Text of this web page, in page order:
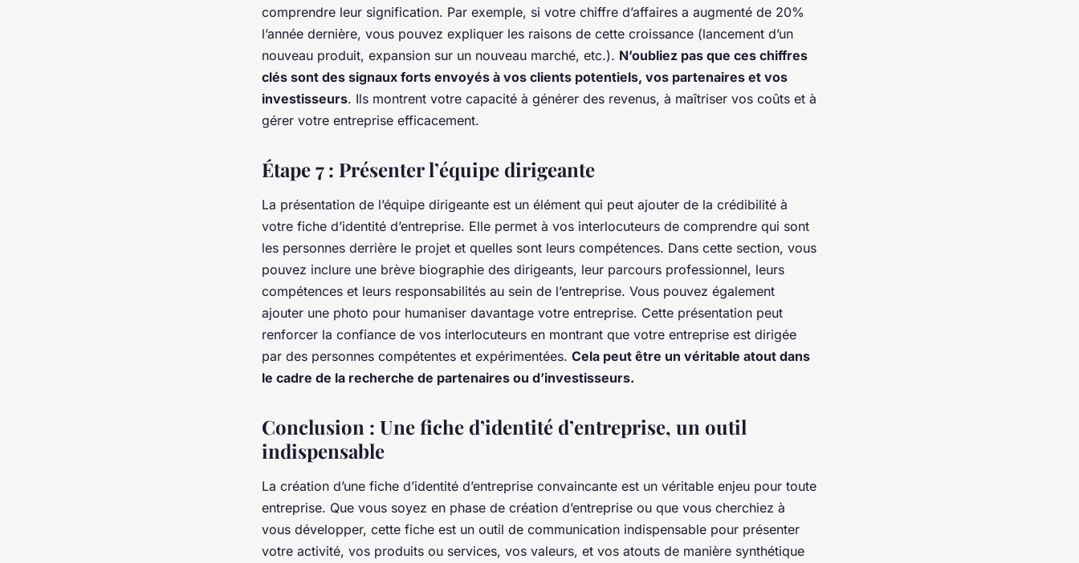
comprendre leur signification. Par exemple, si votre chiffre d’affaires a augmenté de 20%
l’année dernière, vous pouvez expliquer les raisons de cette croissance (lancement d’un
nouveau produit, expansion sur un nouveau marché, etc.). N’oubliez pas que ces chiffres
clés sont des signaux forts envoyés à vos clients potentiels, vos partenaires et vos
investisseurs. Ils montrent votre capacité à générer des revenus, à maîtriser vos coûts et à
gérer votre entreprise efficacement.
Étape 7 : Présenter l’équipe dirigeante
La présentation de l’équipe dirigeante est un élément qui peut ajouter de la crédibilité à
votre fiche d’identité d’entreprise. Elle permet à vos interlocuteurs de comprendre qui sont
les personnes derrière le projet et quelles sont leurs compétences. Dans cette section, vous
pouvez inclure une brève biographie des dirigeants, leur parcours professionnel, leurs
compétences et leurs responsabilités au sein de l’entreprise. Vous pouvez également
ajouter une photo pour humaniser davantage votre entreprise. Cette présentation peut
renforcer la confiance de vos interlocuteurs en montrant que votre entreprise est dirigée
par des personnes compétentes et expérimentées. Cela peut être un véritable atout dans
le cadre de la recherche de partenaires ou d’investisseurs.
Conclusion : Une fiche d’identité d’entreprise, un outil
indispensable
La création d’une fiche d’identité d’entreprise convaincante est un véritable enjeu pour toute
entreprise. Que vous soyez en phase de création d’entreprise ou que vous cherchiez à
vous développer, cette fiche est un outil de communication indispensable pour présenter
votre activité, vos produits ou services, vos valeurs, et vos atouts de manière synthétique